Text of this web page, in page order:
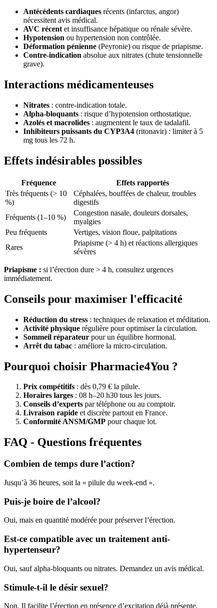
Antécédents cardiaques récents (infarctus, angor)
nécessitent avis médical.
AVC récent et insuffisance hépatique ou rénale sévère.
Hypotension ou hypertension non contrôlée.
Déformation pénienne (Peyronie) ou risque de priapisme.
Contre-indication absolue aux nitrates (chute tensionnelle
grave).
Interactions médicamenteuses
Nitrates : contre-indication totale.
Alpha-bloquants : risque d’hypotension orthostatique.
Azolés et macrolides : augmentent le taux de tadalafil.
Inhibiteurs puissants du CYP3A4 (ritonavir) : limiter à 5
mg tous les 72 h.
Effets indésirables possibles
Fréquence
Effets rapportés
Très fréquents (> 10
%)
Céphalées, bouffées de chaleur, troubles
digestifs
Fréquents (1–10 %)
Congestion nasale, douleurs dorsales,
myalgies
Peu fréquents
Vertiges, vision floue, palpitations
Rares
Priapisme (> 4 h) et réactions allergiques
sévères
Priapisme : si l’érection dure > 4 h, consultez urgences
immédiatement.
Conseils pour maximiser l'efficacité
Réduction du stress : techniques de relaxation et méditation.
Activité physique régulière pour optimiser la circulation.
Sommeil réparateur pour un équilibre hormonal.
Arrêt du tabac : améliore la micro-circulation.
Pourquoi choisir Pharmacie4You ?
Prix compétitifs : dès 0,79 € la pilule.
Horaires larges : 08 h–20 h30 tous les jours.
Conseils d’experts par téléphone ou au comptoir.
Livraison rapide et discrète partout en France.
Conformité ANSM/GMP pour chaque lot.
FAQ - Questions fréquentes
Combien de temps dure l’action?
Jusqu’à 36 heures, soit la « pilule du week-end ».
Puis-je boire de l’alcool?
Oui, mais en quantité modérée pour préserver l’érection.
Est-ce compatible avec un traitement anti-
hypertenseur?
Oui, sauf alpha-bloquants ou nitrates. Demandez un avis médical.
Stimule-t-il le désir sexuel?
Non. Il facilite l’érection en présence d’excitation déjà présente.